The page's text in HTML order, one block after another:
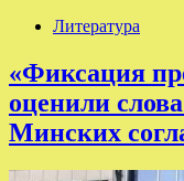
Литература
«Фиксация
оценили
Минских